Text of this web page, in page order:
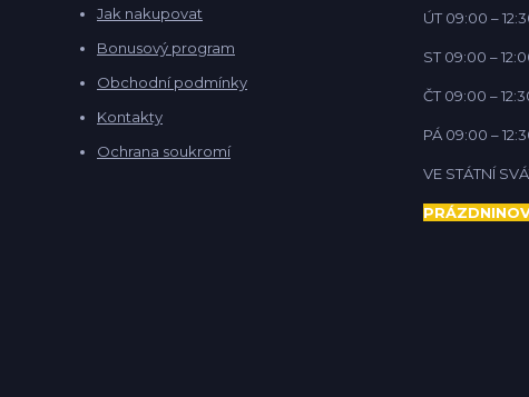
Jak nakupovat
Bonusový program
Obchodní podmínky
Kontakty
Ochrana soukromí
ÚT 09:00 –
ST 09:00 –
ČT 09:00 –
PÁ 09:00 –
VE STÁTNÍ